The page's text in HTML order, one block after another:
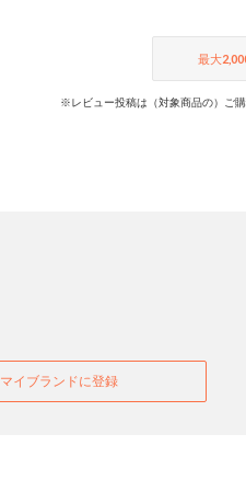
最大
※レビュー投稿は（対象商品の）ご
マイブランドに登録